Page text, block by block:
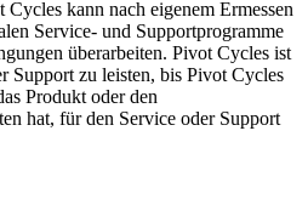
kann nach eigenem Ermessen
Service- und Supportprogramme
überarbeiten. Pivot Cycles ist
Support zu leisten, bis Pivot Cycles
Produkt oder den
hat, für den Service oder Support